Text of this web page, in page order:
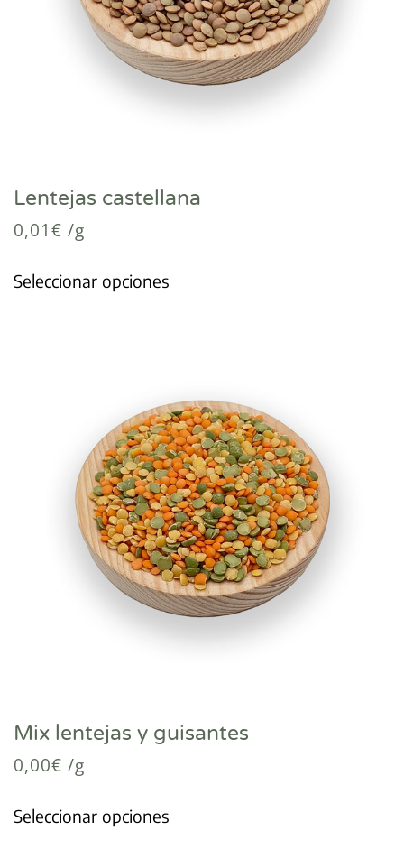
Lentejas castellana
0,01€ /g
Seleccionar opciones
Mix lentejas y guisantes
0,00€ /g
Seleccionar opciones